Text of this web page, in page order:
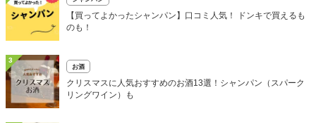
【買ってよかったシャンパン】口コミ人気！ ドンキで買えるも
のも！
3
お酒
クリスマスに人気おすすめのお酒13選！シャンパン（スパーク
リングワイン）も